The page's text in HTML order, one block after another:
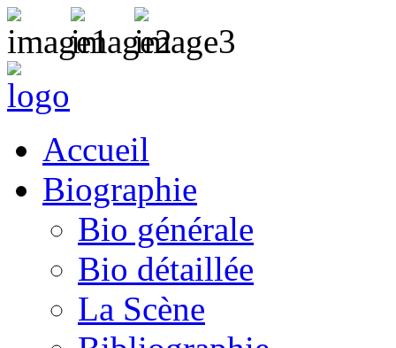
Accueil
Biographie
Bio générale
Bio détaillée
La Scène